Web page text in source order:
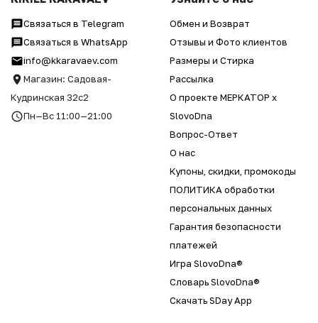
Связаться в Telegram
Связаться в WhatsApp
info@kkaravaev.com
Магазин: Садовая-
Кудринская 32с2
Пн—Вс 11:00—21:00
Обмен и Возврат
Отзывы и Фото клиентов
Размеры и Стирка
Рассылка
О проекте МЕРКАТОР x
SlovoDna
Вопрос-Ответ
О нас
Купоны, скидки, промокоды
ПОЛИТИКА обработки
персональных данных
Гарантия безопасности
платежей
Игра SlovoDna®
Словарь SlovoDna®
Скачать SDay App